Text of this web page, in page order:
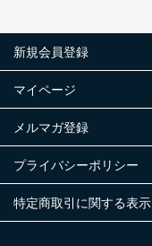
新規会員登録
マイページ
メルマガ登録
プライバシーポリシー
特定商取引に関する表示